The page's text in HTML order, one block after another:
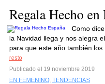
Regala Hecho en
Como
la Navidad llega y nos alegra
para que este año también los
resto
Publicado el 19 noviembre 2019
EN FEMENINO, TENDENCIAS